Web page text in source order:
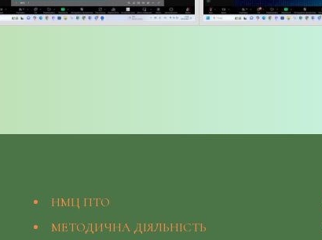
НМЦ ПТО
МЕТОДИЧНА ДІЯЛЬНІСТЬ